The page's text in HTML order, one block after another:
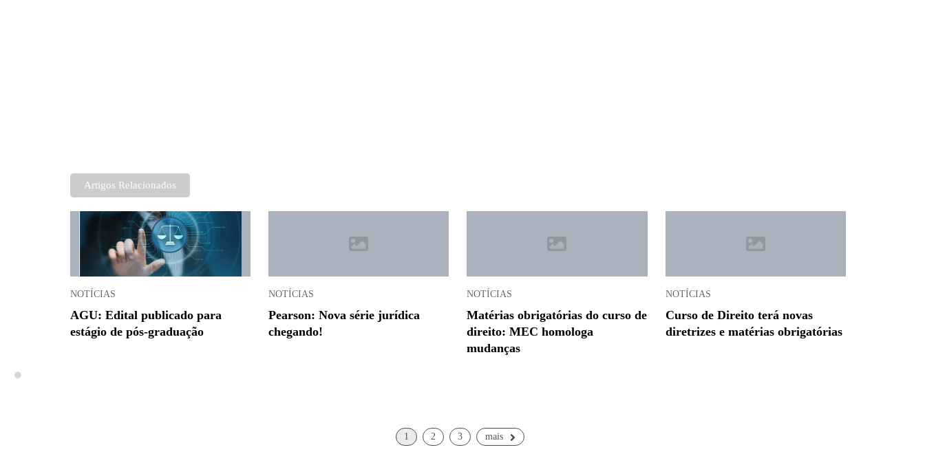
Artigos Relacionados
NOTÍCIAS
AGU: Edital publicado para
estágio de pós-graduação
NOTÍCIAS
Pearson: Nova série jurídica
chegando!
NOTÍCIAS
Matérias obrigatórias do curso de
direito: MEC homologa
mudanças
NOTÍCIAS
Curso de Direito terá novas
diretrizes e matérias obrigatórias
1 2 3 mais